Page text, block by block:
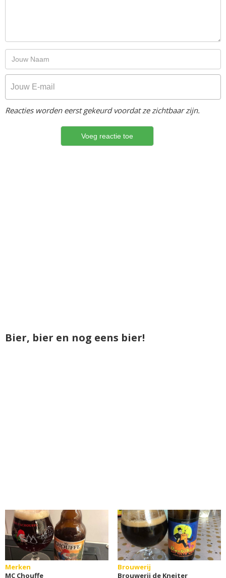
Reacties worden eerst gekeurd voordat ze zichtbaar zijn.
Bier, bier en nog eens bier!
Merken
MC Chouffe
Brouwerij
Brouwerij de Kneiter